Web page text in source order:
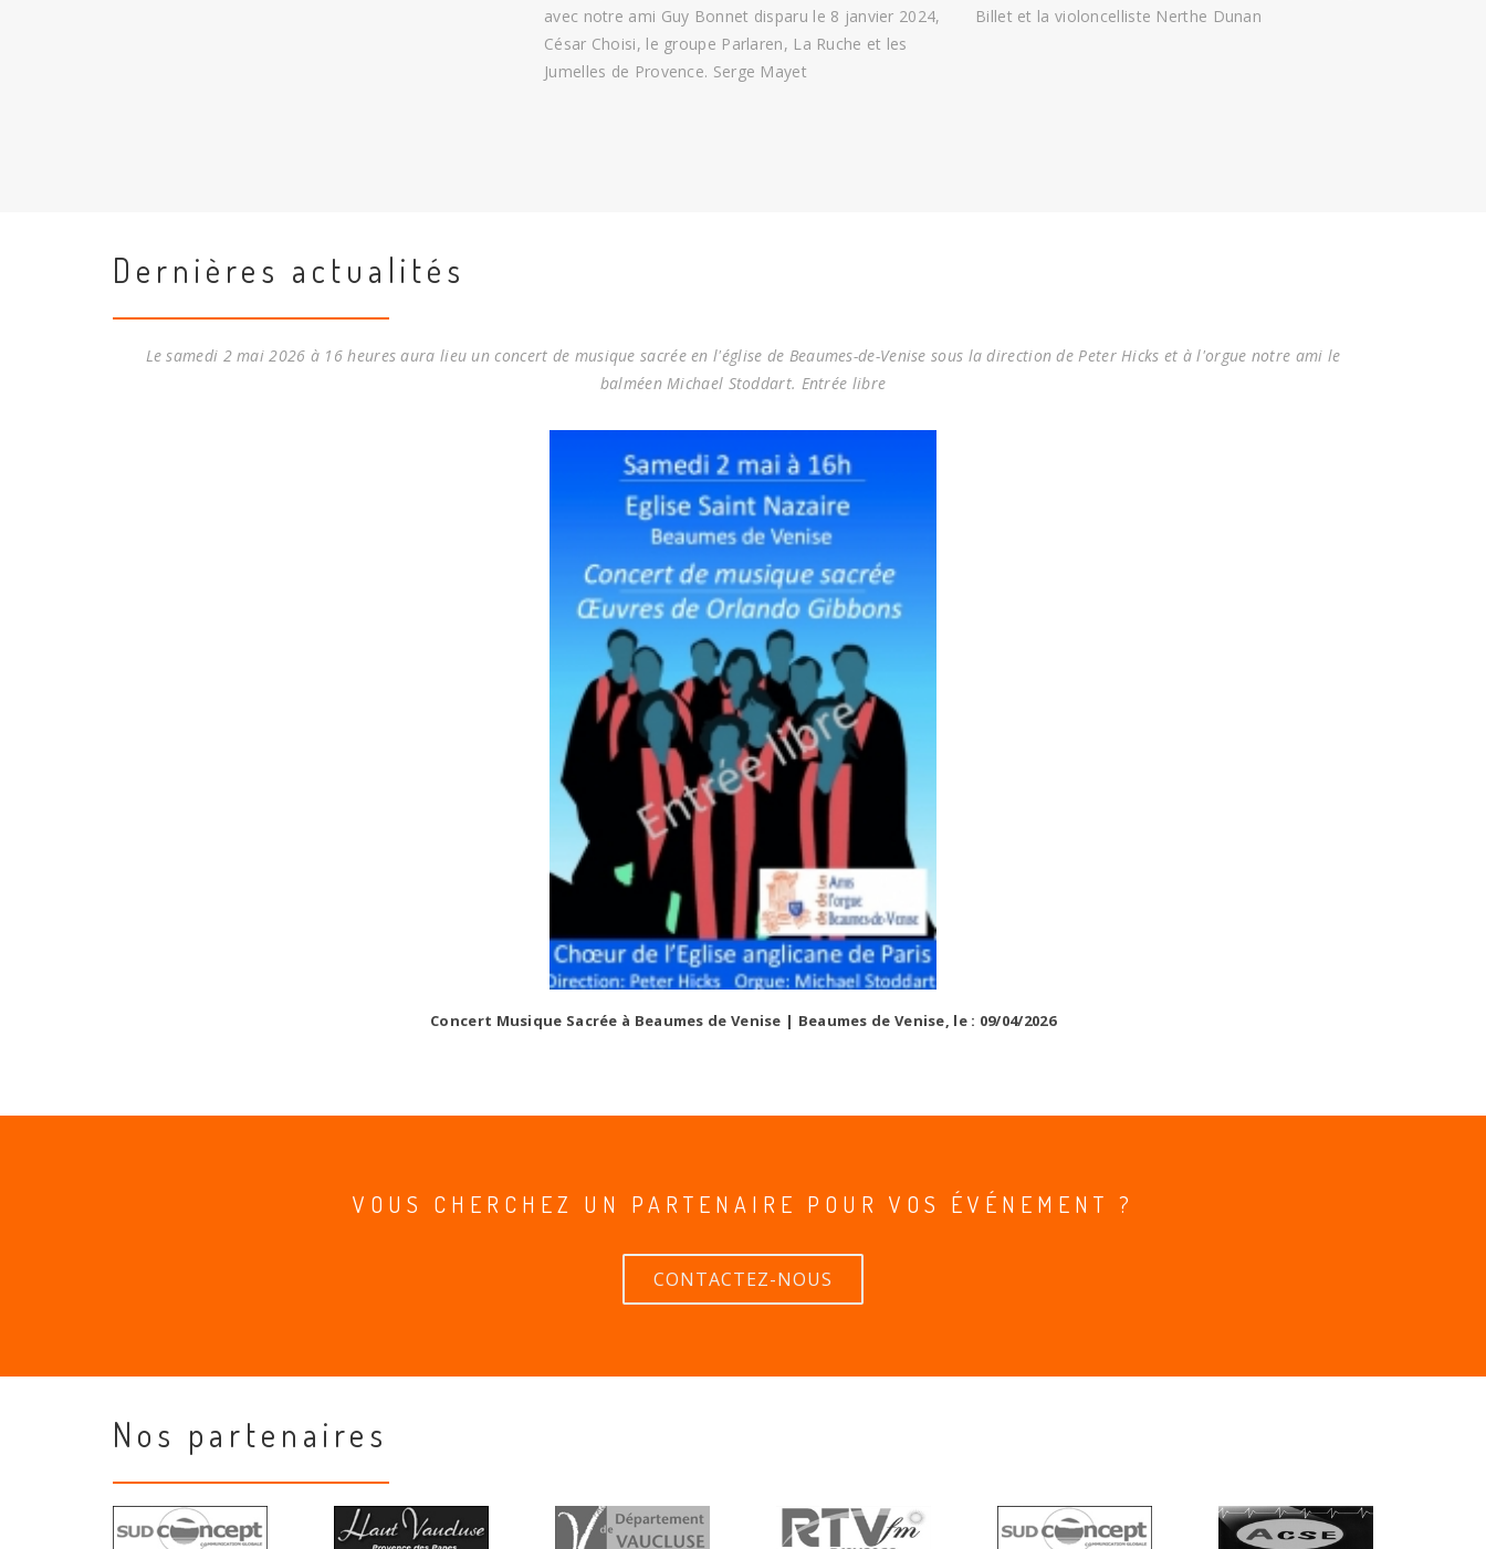
avec notre ami Guy Bonnet disparu le 8 janvier 2024,
César Choisi, le groupe Parlaren, La Ruche et les
Jumelles de Provence. Serge Mayet
Billet et la violoncelliste Nerthe Dunan
Dernières actualités
Le samedi 2 mai 2026 à 16 heures aura lieu un concert de musique sacrée en l'église de Beaumes-de-Venise sous la direction de Peter Hicks et à l'orgue notre ami le
balméen Michael Stoddart. Entrée libre
Concert Musique Sacrée à Beaumes de Venise | Beaumes de Venise, le : 09/04/2026
VOUS CHERCHEZ UN PARTENAIRE POUR VOS ÉVÉNEMENT ?
CONTACTEZ-NOUS
Nos partenaires